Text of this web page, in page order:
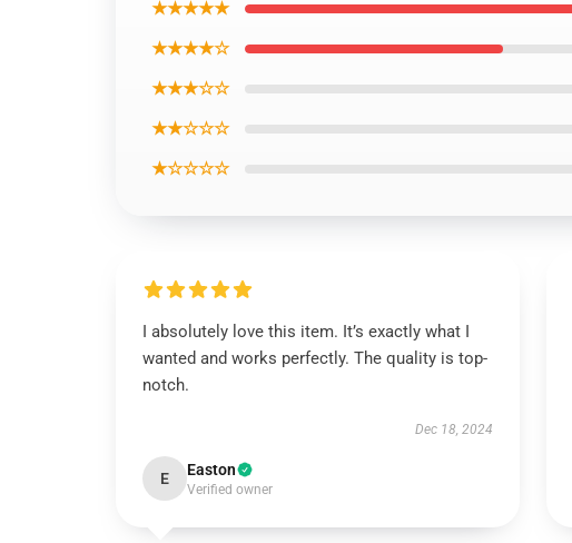
★★★★★
★★★★☆
★★★☆☆
★★☆☆☆
★☆☆☆☆
I absolutely love this item. It’s exactly what I
wanted and works perfectly. The quality is top-
notch.
Dec 18, 2024
E Easton
Verified owner